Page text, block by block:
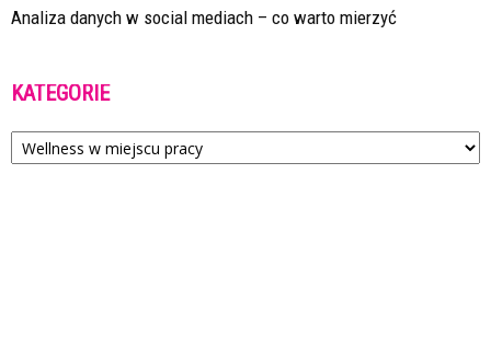
Analiza danych w social mediach – co warto mierzyć
KATEGORIE
Kategorie